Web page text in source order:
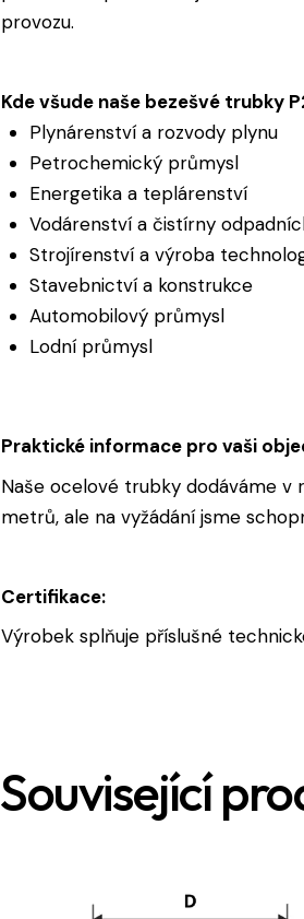
provozu.
Kde všude naše bezešvé trubky
Plynárenství a rozvody plynu
Petrochemický průmysl
Energetika a teplárenství
Vodárenství a čistírny
Strojírenství a výroba
Stavebnictví a konstrukce
Automobilový průmysl
Lodní průmysl
Praktické informace pro vaši
Naše ocelové trubky dodáváme v
metrů, ale na vyžádání jsme
Certifikace:
Výrobek splňuje příslušné
Související